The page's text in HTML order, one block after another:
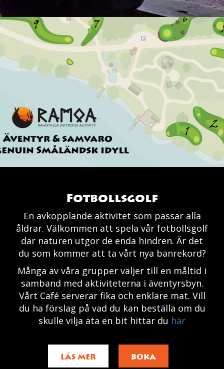
Fotbollsgolf
En avkopplande aktivitet som passar alla
åldrar. Välkommen att spela vår fotbollsgolf
där naturen utgör de enda hindren. Är det
du som kommer att ta vårt nya banrekord?
Många av våra grupper väljer till en måltid i
samband med aktiviteterna i äventyrsbyn.
Vårt Café serverar fika och enklare mat. Vill
du ha förslag på vad du kan beställa om du
skulle vilja äta en bit hittar du här
LÄS MER BOKA